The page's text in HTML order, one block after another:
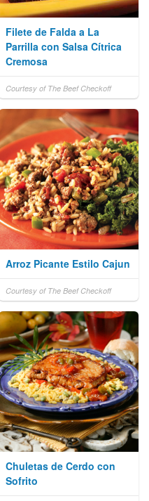
Filete de Falda a La
Parrilla con Salsa Cítrica
Cremosa
Courtesy of The Beef Checkoff
Arroz Picante Estilo Cajun
Courtesy of The Beef Checkoff
Chuletas de Cerdo con
Sofrito